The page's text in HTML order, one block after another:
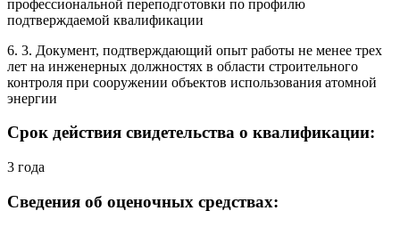
профессиональной переподготовки по профилю
подтверждаемой квалификации
6. 3. Документ, подтверждающий опыт работы не менее трех
лет на инженерных должностях в области строительного
контроля при сооружении объектов использования атомной
энергии
Срок действия свидетельства о квалификации:
3 года
Сведения об оценочных средствах: